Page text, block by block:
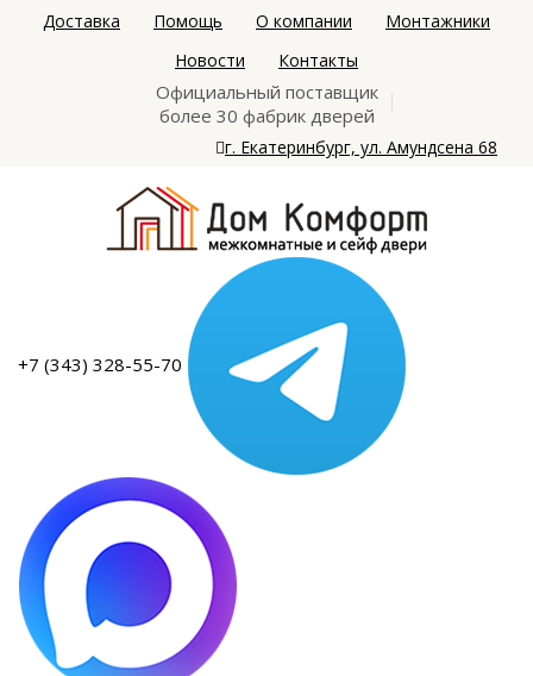
Доставка Помощь О компании
Монтажники
Новости
Контакты
Официальный поставщик
более 30 фабрик дверей
г. Екатеринбург, ул. Амундсена 68
+7 (343) 328-55-70